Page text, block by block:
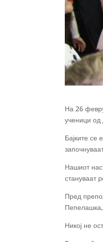
На 26
ученици
Бајките се
Нашиот
стануваат
Пред
Никој не